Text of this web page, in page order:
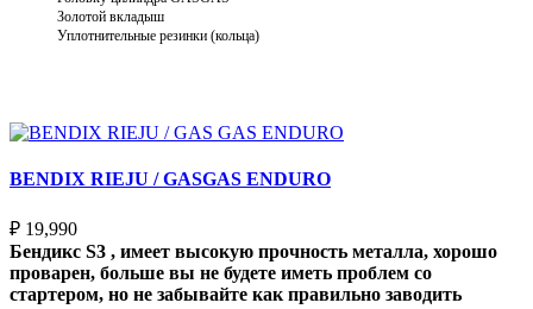
Золотой вкладыш
Уплотнительные резинки (кольца)
BENDIX RIEJU / GASGAS ENDURO
₽ 19,990
Бендикс S3 , имеет высокую прочность металла, хорошо
проварен, больше вы не будете иметь проблем со
стартером, но не забывайте как правильно заводить